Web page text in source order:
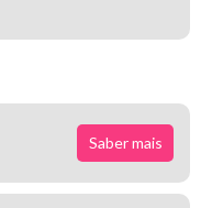
Saber mais